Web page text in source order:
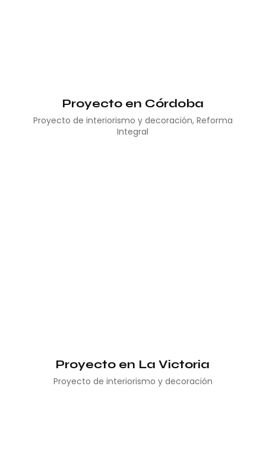
Proyecto en Córdoba
Proyecto de interiorismo y decoración, Reforma
Integral
Proyecto en La Victoria
Proyecto de interiorismo y decoración